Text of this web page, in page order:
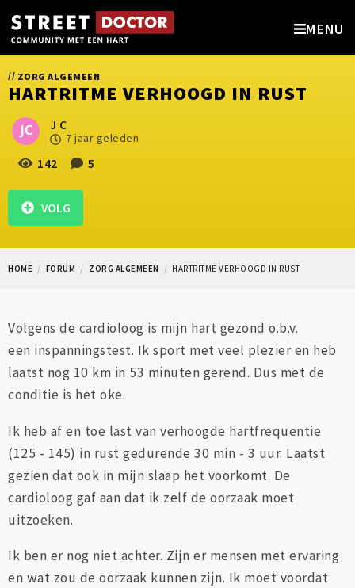
MENU
// ZORG ALGEMEEN
HARTRITME VERHOOGD IN RUST
J C
7 jaar geleden
142 5
VOLG
HOME FORUM ZORG ALGEMEEN HARTRITME VERHOOGD IN RUST
Volgens de cardioloog is mijn hart gezond o.b.v.
een inspanningstest. Ik sport met veel plezier en heb
laatst nog 10 km in 53 minuten gerend. Dus met de
conditie is het oke.
Ik heb af en toe last van verhoogde hartfrequentie
(125 - 145) in rust gedurende 30 min - 3 uur. Laatst
gezien dat ook in mijn slaap het voorkomt. De
cardioloog gaf aan dat ik zelf de oorzaak moet
uitzoeken.
Ik ben er nog niet achter. Zijn er mensen met ervaring
en wat zou de oorzaak kunnen zijn. Ik moet voordat